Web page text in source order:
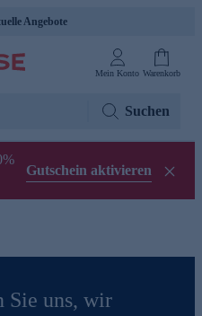
Angebote
Mein Konto Warenkorb
Suchen
Gutschein aktivieren
Sie uns, wir